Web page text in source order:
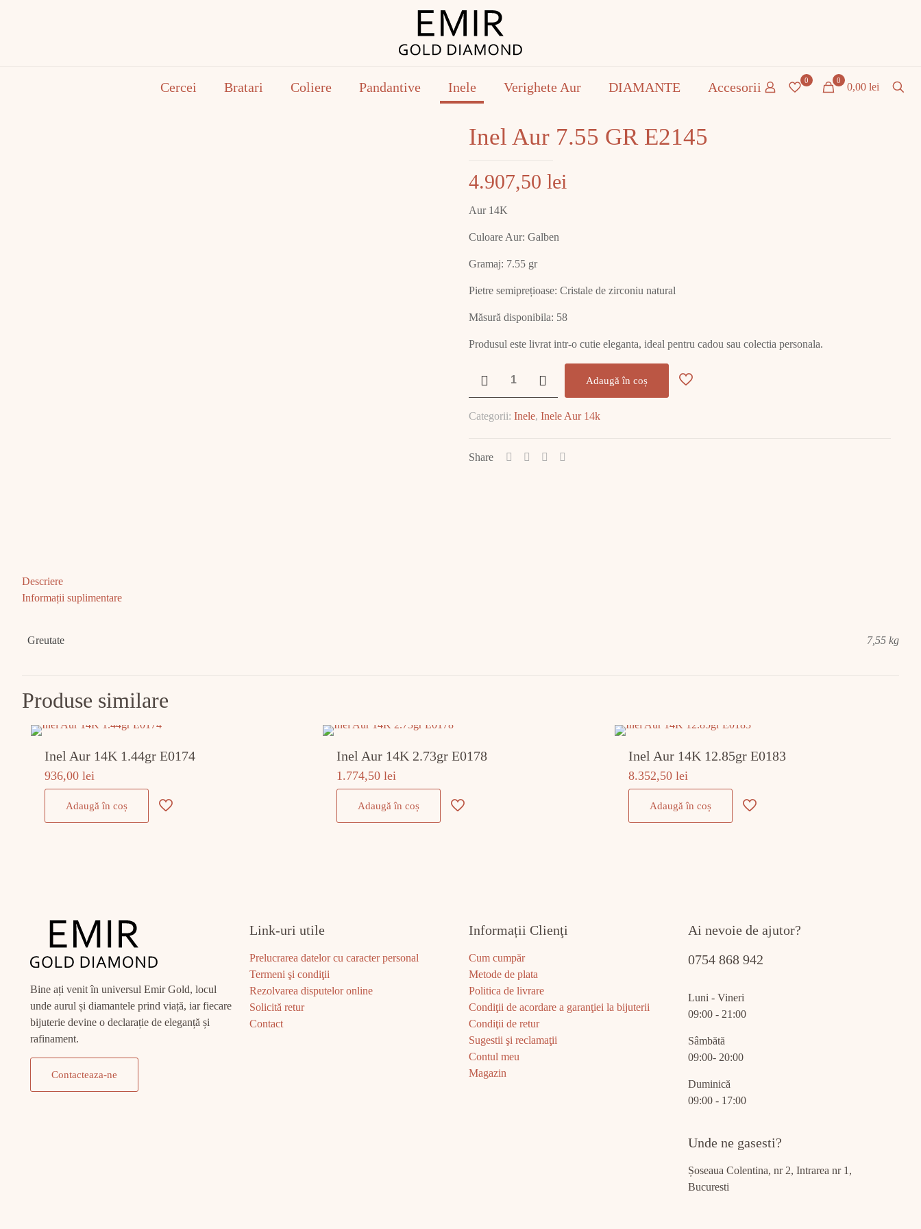
Cercei Bratari Coliere Pandantive Inele Verighete Aur DIAMANTE Accesorii 0 0
0,00 lei
Inel Aur 7.55 GR E2145
4.907,50 lei
Aur 14K
Culoare Aur: Galben
Gramaj: 7.55 gr
Pietre semiprețioase: Cristale de zirconiu natural
Măsură disponibila: 58
Produsul este livrat intr-o cutie eleganta, ideal pentru cadou sau colectia personala.
Inel
7.55
E2145
Adaugă în coș
Categorii: Inele, Inele Aur 14k
Share
Descriere
Informații suplimentare
Greutate 7,55 kg
Produse similare
Inel Aur 14K 1.44gr E0174
936,00 lei
Adaugă în coș
Inel Aur 14K 2.73gr E0178
1.774,50lei
Adaugă în coș
Inel Aur 14K 12.85gr E0183
8.352,50lei
Adaugă în coș
Bine ați venit în universul Emir Gold, locul
unde aurul și diamantele prind viață, iar fiecare
bijuterie devine o declarație de eleganță și
rafinament.
Contacteaza-ne
Link-uri utile
Prelucrarea datelor cu caracter personal
Termeni şi condiţii
Rezolvarea disputelor online
Solicită retur
Contact
Informații Clienţi
Cum cumpăr
Metode de plata
Politica de livrare
Condiţii de acordare a garanţiei la bijuterii
Condiţii de retur
Sugestii şi reclamaţii
Contul meu
Magazin
Ai nevoie de ajutor?
0754 868 942
Luni - Vineri
09:00 - 21:00
Sâmbătă
09:00- 20:00
Duminică
09:00 - 17:00
Unde ne gasesti?
Șoseaua Colentina, nr 2, Intrarea nr 1,
Bucuresti